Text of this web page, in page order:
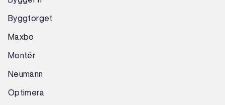
Byggtorget
Maxbo
Montér
Neumann
Optimera